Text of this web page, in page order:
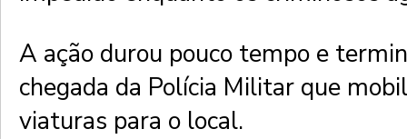
A ação durou pouco tempo e
chegada da Polícia Militar que
viaturas para o local.